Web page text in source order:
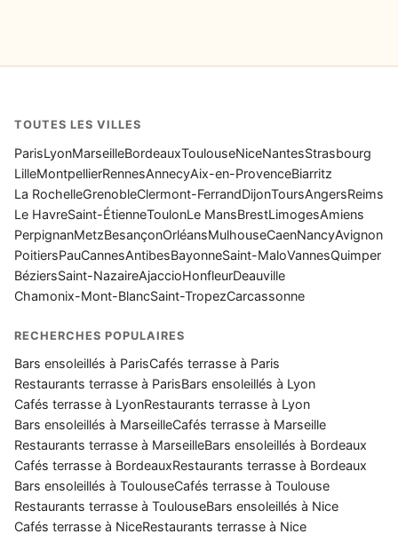
TOUTES LES VILLES
ParisLyonMarseilleBordeauxToulouseNiceNantesStrasbourg
LilleMontpellierRennesAnnecyAix-en-ProvenceBiarritz
La RochelleGrenobleClermont-FerrandDijonToursAngersReims
Le HavreSaint-ÉtienneToulonLe MansBrestLimogesAmiens
PerpignanMetzBesançonOrléansMulhouseCaenNancyAvignon
PoitiersPauCannesAntibesBayonneSaint-MaloVannesQuimper
BéziersSaint-NazaireAjaccioHonfleurDeauville
Chamonix-Mont-BlancSaint-TropezCarcassonne
RECHERCHES POPULAIRES
Bars ensoleillés à ParisCafés terrasse à Paris
Restaurants terrasse à ParisBars ensoleillés à Lyon
Cafés terrasse à LyonRestaurants terrasse à Lyon
Bars ensoleillés à MarseilleCafés terrasse à Marseille
Restaurants terrasse à MarseilleBars ensoleillés à Bordeaux
Cafés terrasse à BordeauxRestaurants terrasse à Bordeaux
Bars ensoleillés à ToulouseCafés terrasse à Toulouse
Restaurants terrasse à ToulouseBars ensoleillés à Nice
Cafés terrasse à NiceRestaurants terrasse à Nice